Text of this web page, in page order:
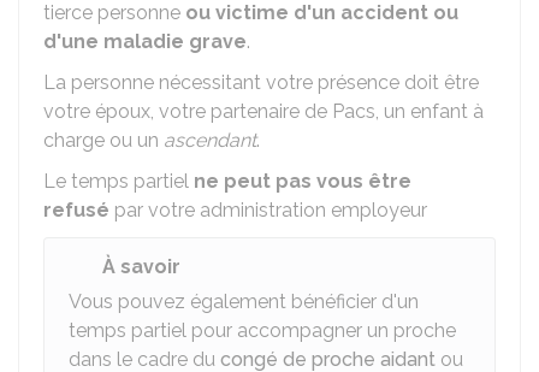
tierce personne ou victime d'un accident ou
d'une maladie grave.
La personne nécessitant votre présence doit être
votre époux, votre partenaire de Pacs, un enfant à
charge ou un ascendant.
Le temps partiel ne peut pas vous être
refusé par votre administration employeur
À savoir
Vous pouvez également bénéficier d'un
temps partiel pour accompagner un proche
dans le cadre du congé de proche aidant ou